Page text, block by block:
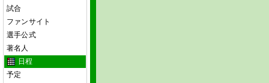
試合
ファンサイト
選手公式
著名人
日程
予定